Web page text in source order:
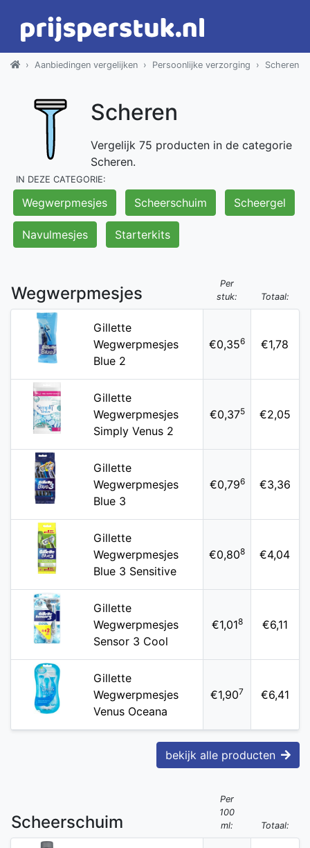
Aanbiedingen vergelijken Persoonlijke verzorging Scheren
Scheren
Vergelijk 75 producten in de categorie
Scheren.
IN DEZE CATEGORIE:
Wegwerpmesjes Scheerschuim Scheergel
Navulmesjes Starterkits
Wegwerpmesjes
Per
stuk:
Totaal:
Gillette
Wegwerpmesjes
Blue 2
€0,356 €1,78
Gillette
Wegwerpmesjes
Simply Venus 2
€0,375 €2,05
Gillette
Wegwerpmesjes
Blue 3
€0,796 €3,36
Gillette
Wegwerpmesjes
Blue 3 Sensitive
€0,808 €4,04
Gillette
Wegwerpmesjes
Sensor 3 Cool
€1,018 €6,11
Gillette
Wegwerpmesjes
Venus Oceana
€1,907 €6,41
bekijk alle producten
Scheerschuim
Per
100
ml:
Totaal: